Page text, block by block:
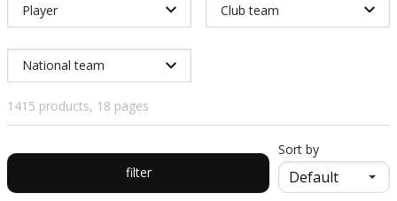
Player Club team
National team
1415 products, 18 pages
filter
Sort by